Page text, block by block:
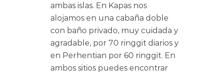
ambas islas. En Kapas nos
alojamos en una cabaña doble
con baño privado, muy cuidada y
agradable, por 70 ringgit diarios y
en Perhentian por 60 ringgit. En
ambos sitios puedes encontrar